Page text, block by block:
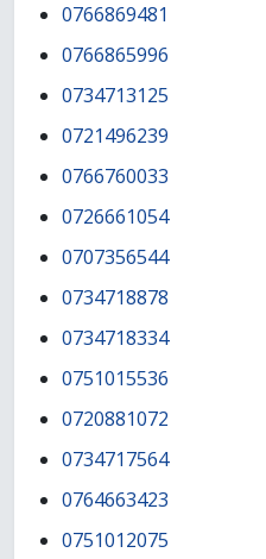
0766869481
0766865996
0734713125
0721496239
0766760033
0726661054
0707356544
0734718878
0734718334
0751015536
0720881072
0734717564
0764663423
0751012075